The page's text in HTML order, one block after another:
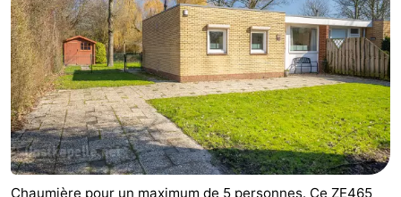
Chaumière pour un maximum de 5 personnes. Ce ZE465